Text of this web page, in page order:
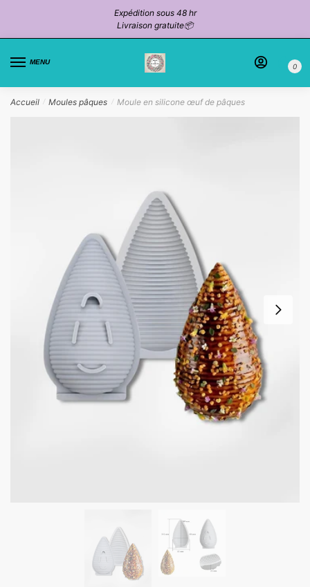
la
navigation
contenu
Expédition sous 48 hr
Livraison gratuite📦
MENU
0
Accueil / Moules pâques / Moule en silicone œuf de pâques